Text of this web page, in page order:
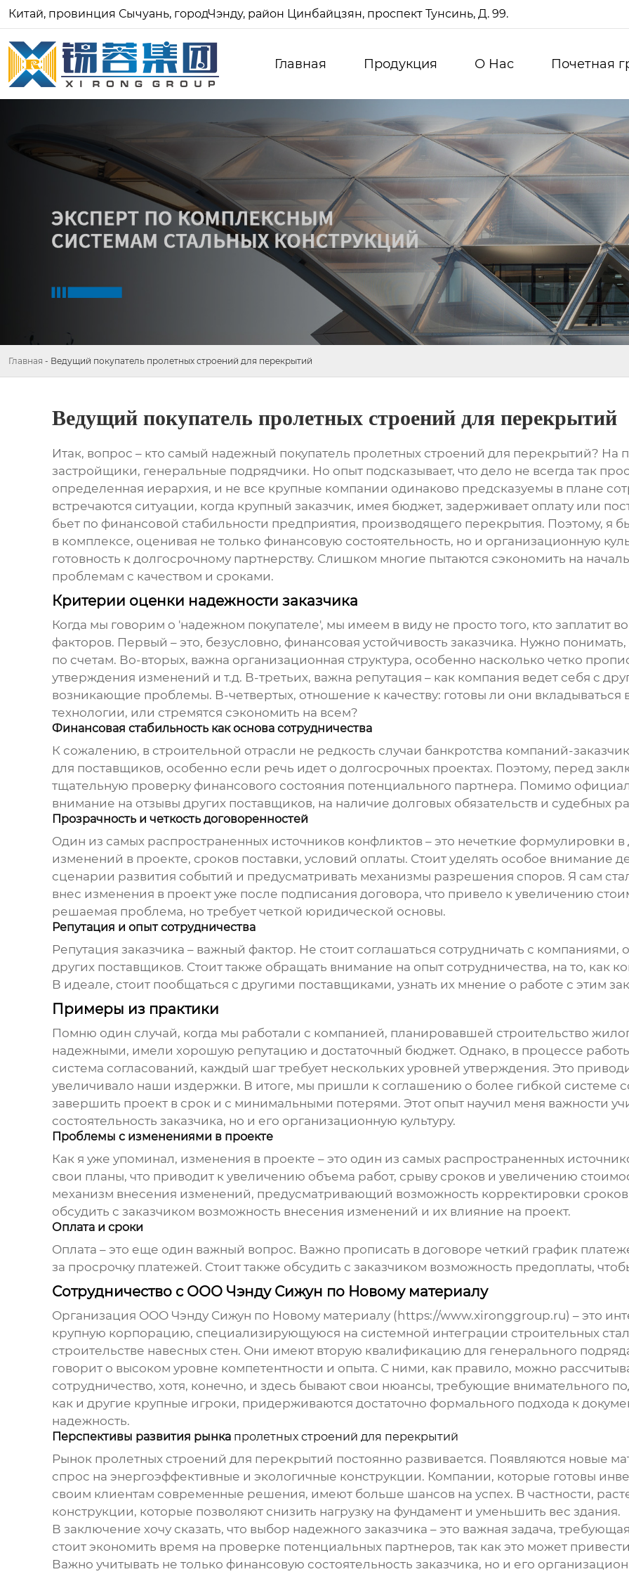
Китай, провинция Сычуань, городЧэнду, район Цинбайцзян, проспект Тунсинь, Д. 99.
Главная Продукция О Нас Почетная
Главная - Ведущий покупатель пролетных строений для перекрытий
Ведущий покупатель пролетных строений для перекрытий
Итак, вопрос – кто самый надежный покупатель пролетных строений для перекрытий? На
застройщики, генеральные подрядчики. Но опыт подсказывает, что дело не всегда так
определенная иерархия, и не все крупные компании одинаково предсказуемы в плане
встречаются ситуации, когда крупный заказчик, имея бюджет, задерживает оплату или
бьет по финансовой стабильности предприятия, производящего перекрытия. Поэтому, я
в комплексе, оценивая не только финансовую состоятельность, но и организационную
готовность к долгосрочному партнерству. Слишком многие пытаются сэкономить на
проблемам с качеством и сроками.
Критерии оценки надежности заказчика
Когда мы говорим о 'надежном покупателе', мы имеем в виду не просто того, кто заплатит
факторов. Первый – это, безусловно, финансовая устойчивость заказчика. Нужно
по счетам. Во-вторых, важна организационная структура, особенно насколько четко
утверждения изменений и т.д. В-третьих, важна репутация – как компания ведет себя с
возникающие проблемы. В-четвертых, отношение к качеству: готовы ли они
технологии, или стремятся сэкономить на всем?
Финансовая стабильность как основа сотрудничества
К сожалению, в строительной отрасли не редкость случаи банкротства компаний-
для поставщиков, особенно если речь идет о долгосрочных проектах. Поэтому, перед
тщательную проверку финансового состояния потенциального партнера. Помимо
внимание на отзывы других поставщиков, на наличие долговых обязательств и судебных
Прозрачность и четкость договоренностей
Один из самых распространенных источников конфликтов – это нечеткие формулировки в
изменений в проекте, сроков поставки, условий оплаты. Стоит уделять особое внимание
сценарии развития событий и предусматривать механизмы разрешения споров. Я сам
внес изменения в проект уже после подписания договора, что привело к увеличению
решаемая проблема, но требует четкой юридической основы.
Репутация и опыт сотрудничества
Репутация заказчика – важный фактор. Не стоит соглашаться сотрудничать с компаниями,
других поставщиков. Стоит также обращать внимание на опыт сотрудничества, на то, как
В идеале, стоит пообщаться с другими поставщиками, узнать их мнение о работе с этим
Примеры из практики
Помню один случай, когда мы работали с компанией, планировавшей строительство
надежными, имели хорошую репутацию и достаточный бюджет. Однако, в процессе
система согласований, каждый шаг требует нескольких уровней утверждения. Это
увеличивало наши издержки. В итоге, мы пришли к соглашению о более гибкой системе
завершить проект в срок и с минимальными потерями. Этот опыт научил меня важности
состоятельность заказчика, но и его организационную культуру.
Проблемы с изменениями в проекте
Как я уже упоминал, изменения в проекте – это один из самых распространенных
свои планы, что приводит к увеличению объема работ, срыву сроков и увеличению
механизм внесения изменений, предусматривающий возможность корректировки сроков
обсудить с заказчиком возможность внесения изменений и их влияние на проект.
Оплата и сроки
Оплата – это еще один важный вопрос. Важно прописать в договоре четкий график
за просрочку платежей. Стоит также обсудить с заказчиком возможность предоплаты,
Сотрудничество с ООО Чэнду Сижун по Новому материалу
Организация ООО Чэнду Сижун по Новому материалу(https://www.xironggroup.ru) – это
крупную корпорацию, специализирующуюся на системной интеграции строительных
строительстве навесных стен. Они имеют вторую квалификацию для генерального
говорит о высоком уровне компетентности и опыта. С ними, как правило, можно
сотрудничество, хотя, конечно, и здесь бывают свои нюансы, требующие внимательного
как и другие крупные игроки, придерживаются достаточно формального подхода к
надежность.
Перспективы развития рынка пролетных строений для перекрытий
Рынок пролетных строений для перекрытий постоянно развивается. Появляются новые
спрос на энергоэффективные и экологичные конструкции. Компании, которые готовы
своим клиентам современные решения, имеют больше шансов на успех. В частности,
конструкции, которые позволяют снизить нагрузку на фундамент и уменьшить вес здания.
В заключение хочу сказать, что выбор надежного заказчика – это важная задача,
стоит экономить время на проверке потенциальных партнеров, так как это может
Важно учитывать не только финансовую состоятельность заказчика, но и его